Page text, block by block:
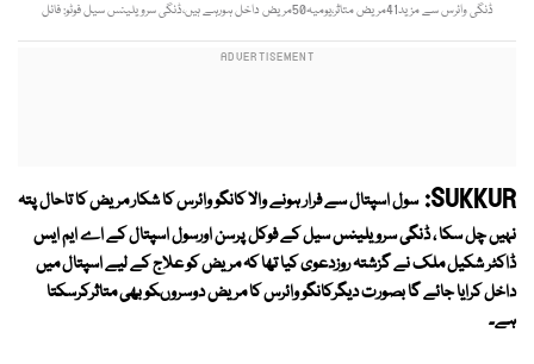
ڈنگی وائرس سے مزید41مریض متاثر،یومیہ50مریض داخل ہورہے ہیں،ڈنگی سرویلینس سیل فوٹو: فائل
SUKKUR: سول اسپتال سے فرار ہونے والا کانگو وائرس کا شکار مریض کا تاحال پتہ
نہیں چل سکا ، ڈنگی سرویلینس سیل کے فوکل پرسن اورسول اسپتال کے اے ایم ایس
ڈاکٹر شکیل ملک نے گزشتہ روزدعوی کیا تھا کہ مریض کو علاج کے لیے اسپتال میں
داخل کرایا جائے گا بصورت دیگرکانگو وائرس کا مریض دوسروںکو بھی متاثرکرسکتا
ہے۔